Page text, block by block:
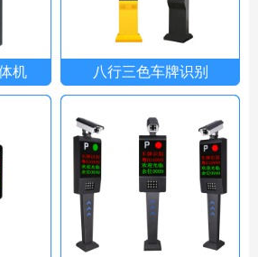
机 八行三色车牌识别